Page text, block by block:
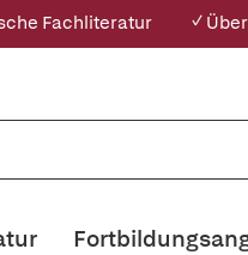
Fachliteratur ✓